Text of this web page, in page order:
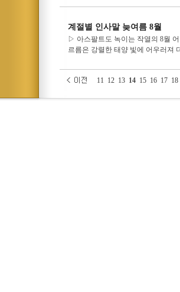
계절별 인사말 늦여름 8월
▷ 아스팔트도 녹이는 작열의 8월
르름은 강렬한 태양 빛에 어우러져
11 12 13 14 15 16 17 18